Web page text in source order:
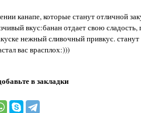
канапе, которые станут отличной
вкус:банан отдает свою
нежный сливочный привкус.
вас врасплох:)))
в закладки